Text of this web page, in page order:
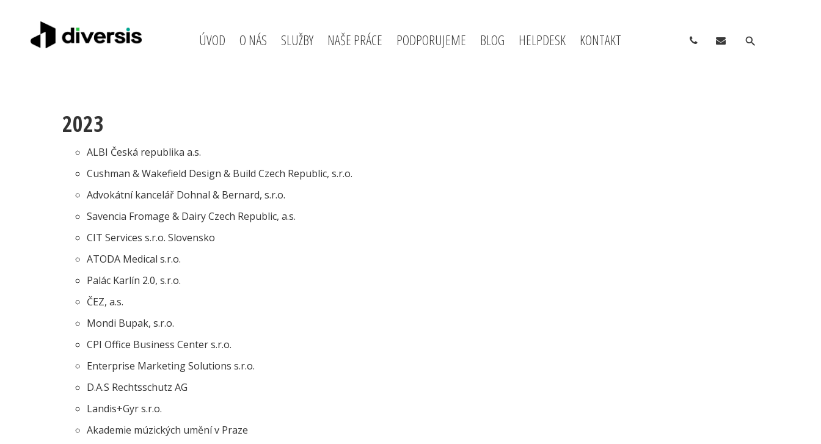
ÚVOD O NÁS SLUŽBY NAŠE PRÁCE PODPORUJEME BLOG HELPDESK KONTAKT
2023
ALBI Česká republika a.s.
Cushman & Wakefield Design & Build Czech Republic, s.r.o.
Advokátní kancelář Dohnal & Bernard, s.r.o.
Savencia Fromage & Dairy Czech Republic, a.s.
CIT Services s.r.o. Slovensko
ATODA Medical s.r.o.
Palác Karlín 2.0, s.r.o.
ČEZ, a.s.
Mondi Bupak, s.r.o.
CPI Office Business Center s.r.o.
Enterprise Marketing Solutions s.r.o.
D.A.S Rechtsschutz AG
Landis+Gyr s.r.o.
Akademie múzických umění v Praze